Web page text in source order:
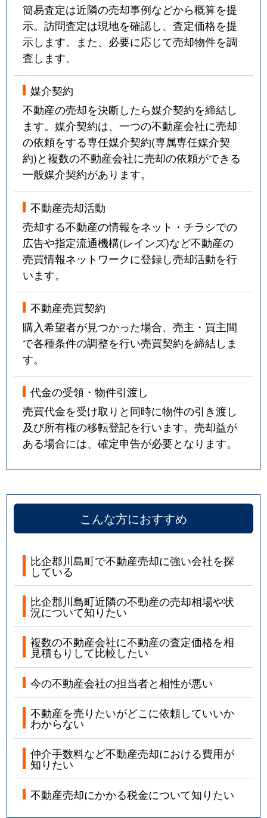
簡易査定は近隣の売却事例などから概算を提
示。訪問査定は現地を確認し、査定価格を提
示します。また、必要に応じて売却物件を調
査します。
媒介契約
不動産の売却を決断したら媒介契約を締結し
ます。媒介契約は、一つの不動産会社に売却
の依頼をする専任媒介契約(専属専任媒介契
約)と複数の不動産会社に売却の依頼ができる
一般媒介契約があります。
不動産売却活動
売却する不動産の情報をネット・チラシでの
広告や指定流通機構(レインズ)など不動産の
売買情報ネットワークに登録し売却活動を行
います。
不動産売買契約
購入希望者が見つかった場合、売主・買主間
で各種条件の調整を行い売買契約を締結しま
す。
代金の受領・物件引渡し
売買代金を受け取りと同時に物件の引き渡し
及び所有権の移転登記を行います。売却益が
ある場合には、確定申告が必要となります。
こんな方におすすめ
比企郡川島町で不動産売却に強い会社を探
している
比企郡川島町近隣の不動産の売却相場や状
況について知りたい
複数の不動産会社に不動産の査定価格を相
見積もりして比較したい
今の不動産会社の担当者と相性が悪い
不動産を売りたいがどこに依頼していいか
わからない
仲介手数料など不動産売却における費用が
知りたい
不動産売却にかかる税金について知りたい